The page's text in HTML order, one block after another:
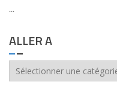
...
ALLER A
aller